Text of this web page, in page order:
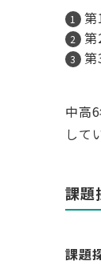
第
第
第
中高
して
課題
課題